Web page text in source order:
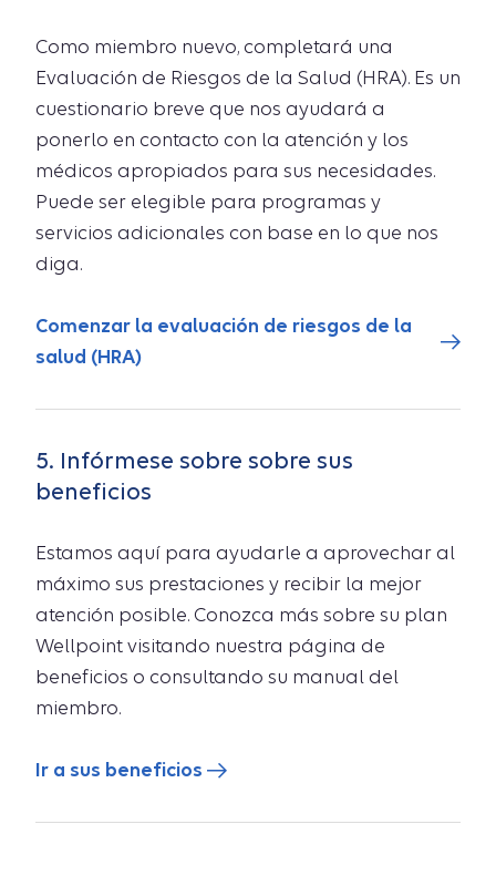
Como miembro nuevo, completará una
Evaluación de Riesgos de la Salud (HRA). Es un
cuestionario breve que nos ayudará a
ponerlo en contacto con la atención y los
médicos apropiados para sus necesidades.
Puede ser elegible para programas y
servicios adicionales con base en lo que nos
diga.
Comenzar la evaluación de riesgos de la
salud (HRA)
5. Infórmese sobre sobre sus
beneficios
Estamos aquí para ayudarle a aprovechar al
máximo sus prestaciones y recibir la mejor
atención posible. Conozca más sobre su plan
Wellpoint visitando nuestra página de
beneficios o consultando su manual del
miembro.
Ir a sus beneficios